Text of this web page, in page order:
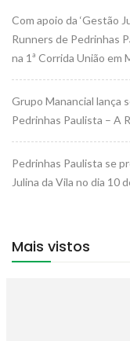
Com apoio da ‘Gestão
Runners de Pedrinhas
na 1ª Corrida União em
Grupo Manancial lança
Pedrinhas Paulista – A
Pedrinhas Paulista se
Julina da Vila no dia 10
Mais vistos